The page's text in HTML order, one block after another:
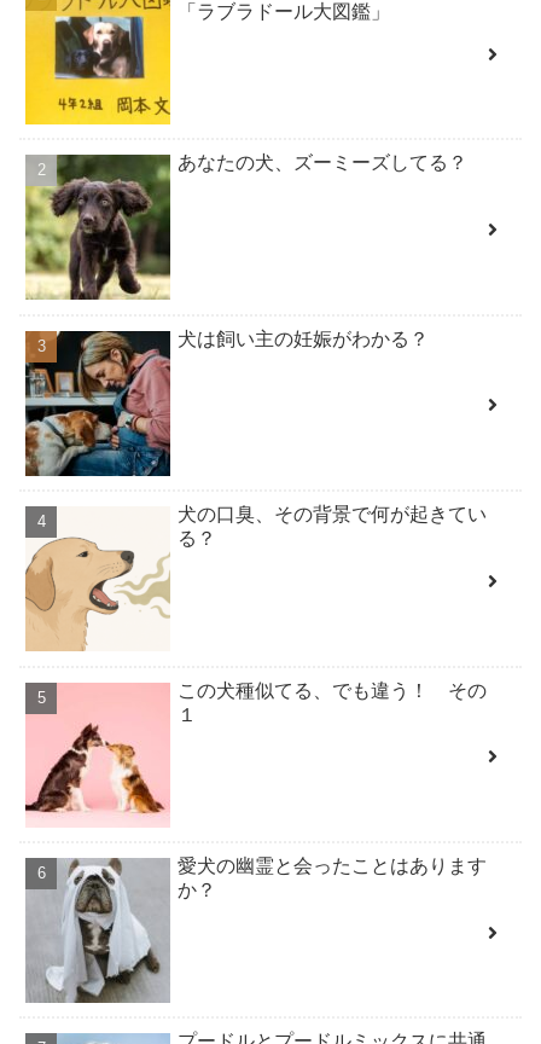
「ラブラドール大図鑑」
あなたの犬、ズーミーズしてる？
犬は飼い主の妊娠がわかる？
犬の口臭、その背景で何が起きてい
る？
この犬種似てる、でも違う！ その
１
愛犬の幽霊と会ったことはあります
か？